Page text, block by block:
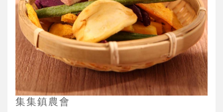
集集鎮農會